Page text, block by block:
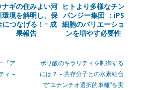
ナギの住みよい河
環境を解明し、保
につなげる！ｰ 成
果報告
ヒトより多様なチン
パンジー集団 ：iPS
細胞のバリエーショ
ンを増やす必要性
『ア
ィ –
ポリ酸のキラリティを制御する
には？ – 共存分子との水素結合
で”エナンチオ選択的単離”を実